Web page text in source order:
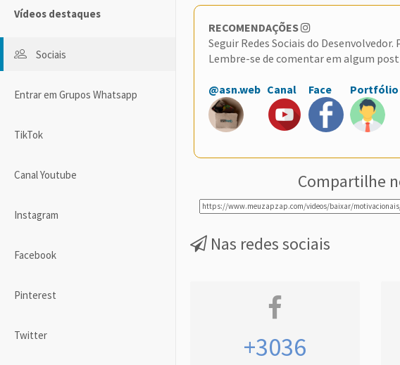
Vídeos destaques
Sociais
Entrar em Grupos Whatsapp
TikTok
Canal Youtube
Instagram
Facebook
Pinterest
Twitter
RECOMENDAÇÕES
Seguir Redes Sociais do
Lembre-se de comentar em algum
@asn.web Canal Face Portfólio
Compartilhe
Nas redes sociais
+3036